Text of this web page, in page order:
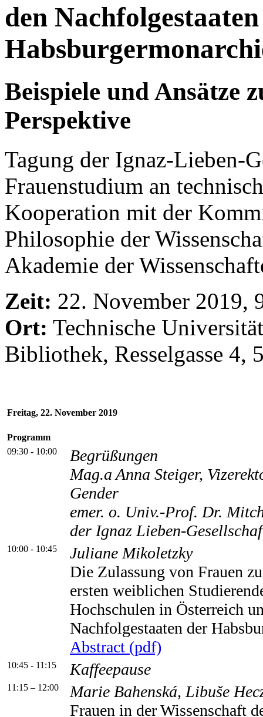
den
Beispiele und Ansätze
Perspektive
Tagung der Ignaz-Lieben-
Frauenstudium an
Kooperation mit der
Philosophie der
Akademie der
Zeit: 22. November 2019,
Ort: Technische
Bibliothek, Resselgasse 4,
Freitag, 22. November 2019
Programm
09:30 - 10:00
Begrüßungen
Mag.a Anna Steiger,
Gender
emer. o. Univ.-Prof. Dr.
der Ignaz Lieben-
10:00 - 10:45
Juliane Mikoletzky
Die Zulassung von Frauen
ersten weiblichen
Hochschulen in Österreich
Nachfolgestaaten der
Abstract (pdf)
10:45 - 11:15 Kaffeepause
11:15 – 12:00
Marie Bahenská, Libuše
Frauen in der Wissenschaft